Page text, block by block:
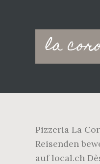
la
Main
Pizzeria La
Reisenden
auf local.ch